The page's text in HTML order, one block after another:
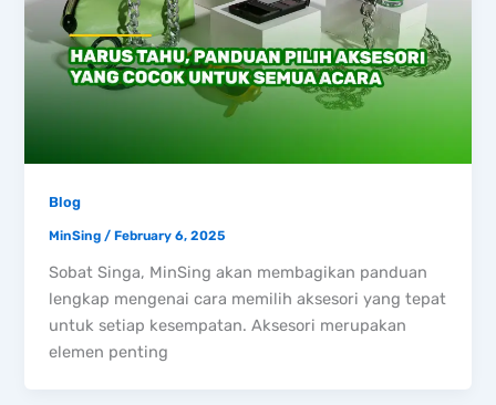
Blog
MinSing/February 6, 2025
Sobat Singa, MinSing akan membagikan panduan
lengkap mengenai cara memilih aksesori yang tepat
untuk setiap kesempatan. Aksesori merupakan
elemen penting